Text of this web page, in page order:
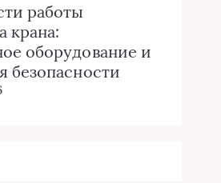
работы
крана:
оборудование и
безопасности